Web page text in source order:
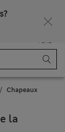
Panier
Chapeaux
la